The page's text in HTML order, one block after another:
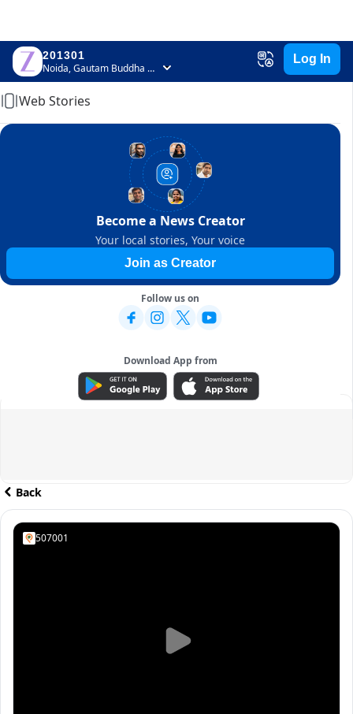
201301
Noida, Gautam Buddha Nagar, Uttar Pradesh
Log In
Home
Web Stories
Become a News Creator
Your local stories, Your voice
Join as Creator
Follow us on
Download App from
ADVERTISEMENT
Back
507001